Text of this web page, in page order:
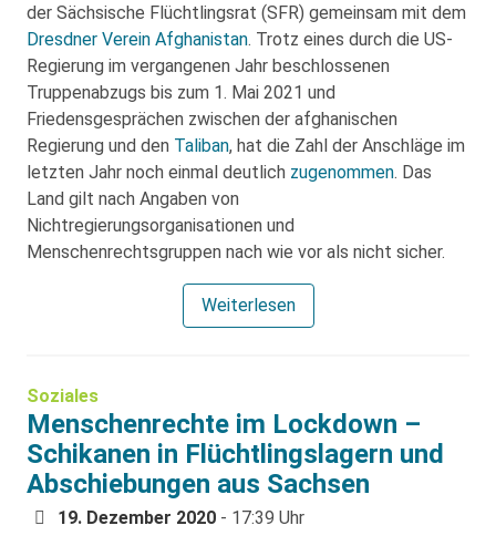
der Sächsische Flüchtlingsrat (SFR) gemeinsam mit dem
Dresdner Verein Afghanistan. Trotz eines durch die US-
Regierung im vergangenen Jahr beschlossenen
Truppenabzugs bis zum 1. Mai 2021 und
Friedensgesprächen zwischen der afghanischen
Regierung und den Taliban, hat die Zahl der Anschläge im
letzten Jahr noch einmal deutlich zugenommen. Das
Land gilt nach Angaben von
Nichtregierungsorganisationen und
Menschenrechtsgruppen nach wie vor als nicht sicher.
Weiterlesen
Soziales
Menschenrechte im Lockdown –
Schikanen in Flüchtlingslagern und
Abschiebungen aus Sachsen
19. Dezember 2020 - 17:39 Uhr